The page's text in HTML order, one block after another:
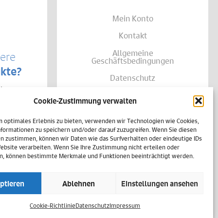
Cookie-Zustimmung verwalten
optimales Erlebnis zu bieten, verwenden wir Technologien wie Cookies,
zu speichern und/oder darauf zuzugreifen. Wenn Sie diesen
zustimmen, können wir Daten wie das Surfverhalten oder eindeutige IDs
verarbeiten. Wenn Sie Ihre Zustimmung nicht erteilen oder
können bestimmte Merkmale und Funktionen beeinträchtigt werden.
Ablehnen Einstellungen ansehen
Cookie-RichtlinieDatenschutzImpressum
von
Ihrer
Mein Konto
Kontakt
Allgemeine
Geschäftsbedingungen
Datenschutz
Widerruf
Versand & Lieferung
Impressum
Vertrag widerrufen